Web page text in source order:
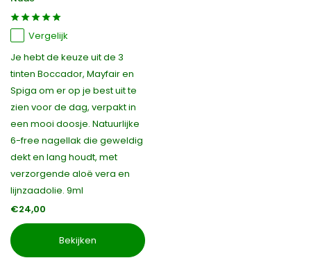
Vergelijk
Je hebt de keuze uit de 3
tinten Boccador, Mayfair en
Spiga om er op je best uit te
zien voor de dag, verpakt in
een mooi doosje. Natuurlijke
6-free nagellak die geweldig
dekt en lang houdt, met
verzorgende aloë vera en
lijnzaadolie. 9ml
€24,00
Bekijken